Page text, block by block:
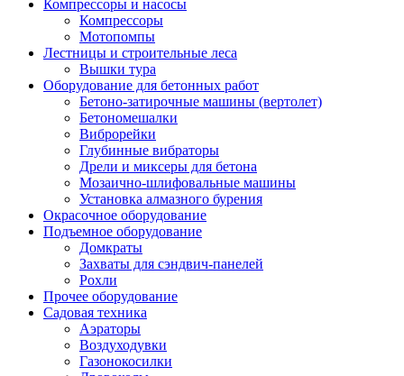
Компрессоры и насосы
Компрессоры
Мотопомпы
Лестницы и строительные леса
Вышки тура
Оборудование для бетонных работ
Бетоно-затирочные машины (вертолет)
Бетономешалки
Виброрейки
Глубинные вибраторы
Дрели и миксеры для бетона
Мозаично-шлифовальные машины
Установка алмазного бурения
Окрасочное оборудование
Подъемное оборудование
Домкраты
Захваты для сэндвич-панелей
Рохли
Прочее оборудование
Садовая техника
Аэраторы
Воздуходувки
Газонокосилки